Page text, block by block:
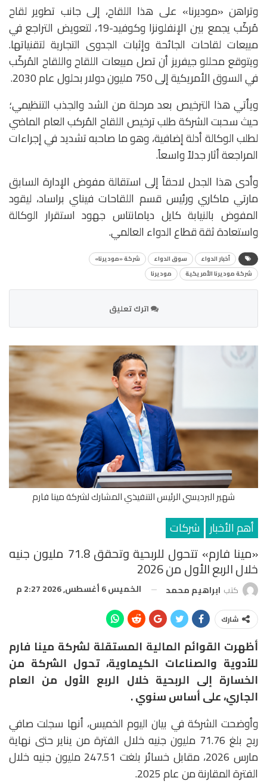
وتراهن «موديرنا» على هذا اللقاح، إلى جانب تطوير لقاح
مُركّب يجمع بين الإنفلونزا وكوفيد-19، لتعويض التراجع في
مبيعات لقاحات الجائحة وإثبات الجدوى التجارية لتقنياتها.
ويتوقع محللو جيفريز أن تصل مبيعات اللقاح واللقاح المُركّب
في السوق الأمريكية إلى 750 مليون دولار بحلول عام 2030.
ويأتي هذا الترخيص بعد مرحلة من الشد والجذب التنظيمي؛
حيث سحبت الشركة طلب ترخيص اللقاح المُركب العام الماضي
لطلب الوكالة أدلة إضافية، وهو ما صاحبه تشديد في إجراءات
المراجعة أثار جدلاً واسعاً.
وأدى هذا الجدل لاحقاً إلى استقالة مفوض الإدارة السابق
مارتي ماكاري ورئيس قسم اللقاحات فيناي براساد، ليقود
المفوض بالنيابة كايل ديامانتاس جهود استقرار الوكالة
واستعادة ثقة قطاع الدواء العالمي.
أخبار الدواء سوق الدواء
شركة «موديرنا»
شركة موديرنا الأمريكية
موديرنا
اترك تعليق
شهير البرديسي الرئيس التنفيذي المشارك لشركة مينا فارم
أهم الأخبار شركات
«مينا فارم» تتحول للربحية وتحقق 71.8 مليون جنيه
خلال الربع الأول من 2026
كتب ابراهيم محمد الخميس 6 أغسطس, 2026 2:27 م
شارك
أظهرت القوائم المالية المستقلة لشركة مينا فارم
للأدوية والصناعات الكيماوية، تحول الشركة من
الخسارة إلى الربحية خلال الربع الأول من العام
الجاري، على أساس سنوي .
وأوضحت الشركة في بيان اليوم الخميس، أنها سجلت صافي
ربح بلغ 71.76 مليون جنيه خلال الفترة من يناير حتى نهاية
مارس 2026، مقابل خسائر بلغت 247.51 مليون جنيه خلال
الفترة المقارنة من عام 2025.